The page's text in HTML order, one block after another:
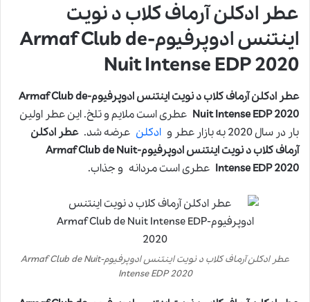
عطر ادکلن آرماف کلاب د نویت
اینتنس ادوپرفیوم-Armaf Club de
Nuit Intense EDP 2020
عطر ادکلن آرماف کلاب د نویت اینتنس ادوپرفیوم-Armaf Club de
Nuit Intense EDP 2020 عطری است ملایم و تلخ. این عطر اولین
بار در سال 2020 به بازار عطر و
ادکلن عرضه شد.عطر ادکلن
آرماف کلاب د نویت اینتنس ادوپرفیوم-Armaf Club de Nuit
Intense EDP 2020 عطری است مردانه و جذاب.
عطر ادکلن آرماف کلاب د نویت اینتنس ادوپرفیوم-Armaf Club de Nuit
Intense EDP 2020